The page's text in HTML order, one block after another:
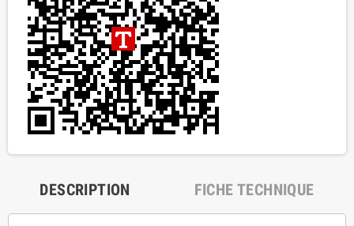
DESCRIPTION FICHE TECHNIQUE